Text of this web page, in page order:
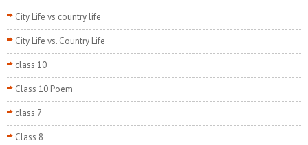
City Life vs country life
City Life vs. Country Life
class 10
Class 10 Poem
class 7
Class 8